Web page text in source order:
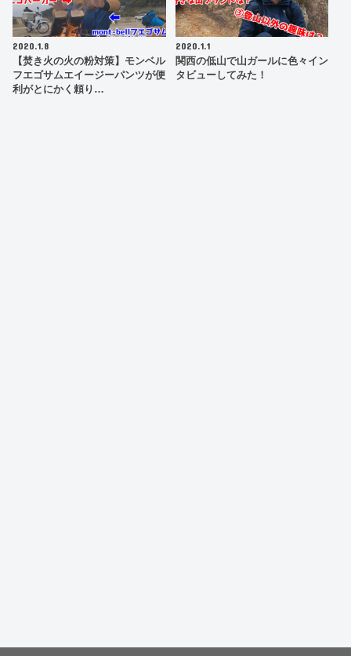
2020.1.8
【焚き火の火の粉対策】モンベル
フエゴサムエイージーパンツが便
利がとにかく頼り…
2020.1.1
関西の低山で山ガールに色々イン
タビューしてみた！